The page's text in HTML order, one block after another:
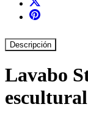
Descripción
Lavabo